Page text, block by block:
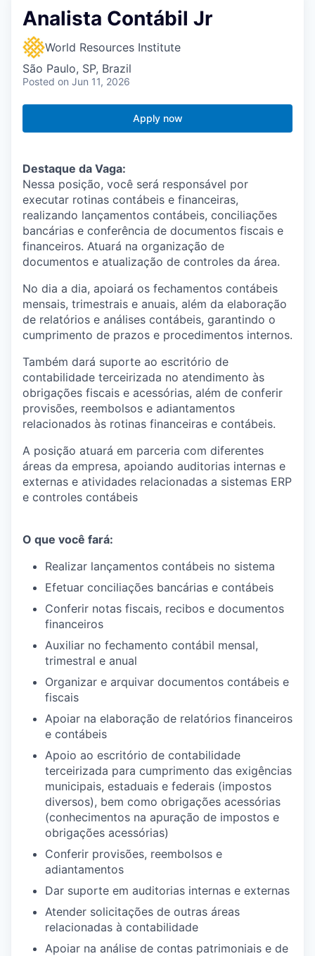
Analista Contábil Jr
World Resources Institute
São Paulo, SP, Brazil
Posted on Jun 11, 2026
Apply now
Destaque da Vaga:
Nessa posição, você será responsável por
executar rotinas contábeis e financeiras,
realizando lançamentos contábeis, conciliações
bancárias e conferência de documentos fiscais e
financeiros. Atuará na organização de
documentos e atualização de controles da área.
No dia a dia, apoiará os fechamentos contábeis
mensais, trimestrais e anuais, além da elaboração
de relatórios e análises contábeis, garantindo o
cumprimento de prazos e procedimentos internos.
Também dará suporte ao escritório de
contabilidade terceirizada no atendimento às
obrigações fiscais e acessórias, além de conferir
provisões, reembolsos e adiantamentos
relacionados às rotinas financeiras e contábeis.
A posição atuará em parceria com diferentes
áreas da empresa, apoiando auditorias internas e
externas e atividades relacionadas a sistemas ERP
e controles contábeis
O que você fará:
Realizar lançamentos contábeis no sistema
Efetuar conciliações bancárias e contábeis
Conferir notas fiscais, recibos e documentos
financeiros
Auxiliar no fechamento contábil mensal,
trimestral e anual
Organizar e arquivar documentos contábeis e
fiscais
Apoiar na elaboração de relatórios financeiros
e contábeis
Apoio ao escritório de contabilidade
terceirizada para cumprimento das exigências
municipais, estaduais e federais (impostos
diversos), bem como obrigações acessórias
(conhecimentos na apuração de impostos e
obrigações acessórias)
Conferir provisões, reembolsos e
adiantamentos
Dar suporte em auditorias internas e externas
Atender solicitações de outras áreas
relacionadas à contabilidade
Apoiar na análise de contas patrimoniais e de